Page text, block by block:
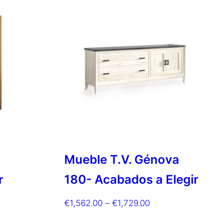
Mueble T.V. Génova
180- Acabados a Elegir
€1,562.00 – €1,729.00Rango